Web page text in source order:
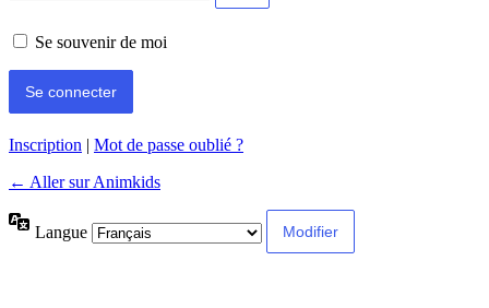
Se souvenir de moi
Inscription | Mot de passe oublié ?
← Aller sur Animkids
Langue